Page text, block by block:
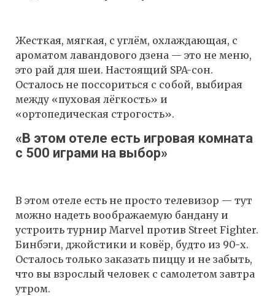
Жесткая, мягкая, с углём, охлаждающая, с
ароматом лавандового дзена — это не меню,
это рай для шеи. Настоящий SPA-сон.
Осталось не поссориться с собой, выбирая
между «пуховая лёгкость» и
«ортопедическая строгость».
«В этом отеле есть игровая комната
с 500 играми на выбор»
В этом отеле есть не просто телевизор — тут
можно надеть воображаемую бандану и
устроить турнир Marvel против Street Fighter.
Бинбэги, джойстики и ковёр, будто из 90-х.
Осталось только заказать пиццу и не забыть,
что вы взрослый человек с самолетом завтра
утром.